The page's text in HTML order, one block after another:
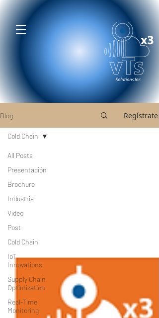
Blog Regístrate
All Posts
Presentación
Brochure
Industria
Video
Post
Cold Chain
IoT
Innovations
Supply Chain
Optimization
Real-Time
Monitoring
Cold Chain